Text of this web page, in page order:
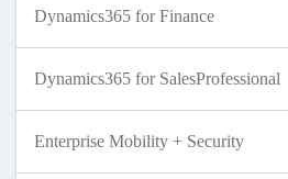
Dynamics365 for Finance
Dynamics365 for SalesProfessional
Enterprise Mobility + Security